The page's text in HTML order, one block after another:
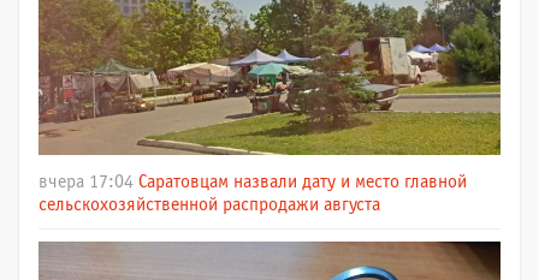
вчера 17:04 Саратовцам назвали дату и место главной
сельскохозяйственной распродажи августа